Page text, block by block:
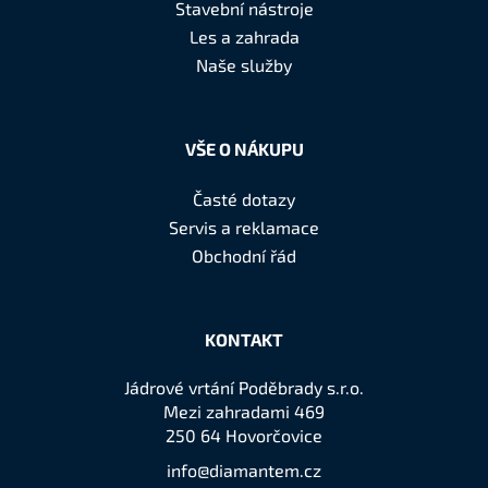
Stavební nástroje
Les a zahrada
Naše služby
VŠE O NÁKUPU
Časté dotazy
Servis a reklamace
Obchodní řád
KONTAKT
Jádrové vrtání Poděbrady s.r.o.
Mezi zahradami 469
250 64 Hovorčovice
info@diamantem.cz